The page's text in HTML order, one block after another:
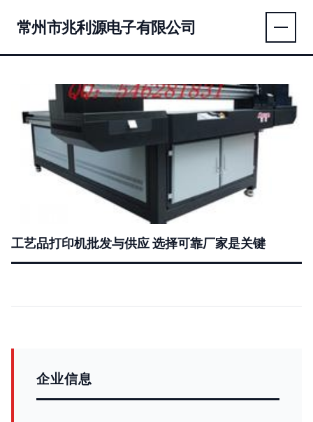
常州市兆利源电子有限公司
工艺品打印机批发与供应 选择可靠厂家是关键
企业信息